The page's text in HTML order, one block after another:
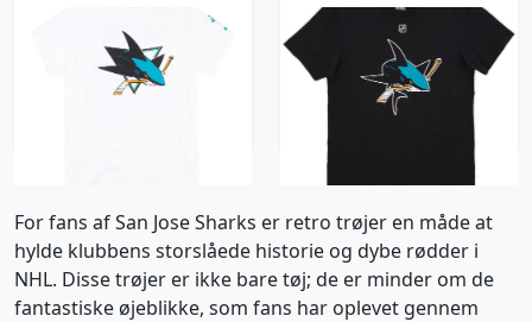
2016-20 San Jose
Sharks Labanc #62
Tee S
2014-15 San Jose
Sharks Pavelski #8
Reebok Tee - 8/10 - (S)
157 kr / £17.99
For fans af San Jose Sharks er retro trøjer en måde at
hylde klubbens storslåede historie og dybe rødder i
NHL. Disse trøjer er ikke bare tøj; de er minder om de
fantastiske øjeblikke, som fans har oplevet gennem